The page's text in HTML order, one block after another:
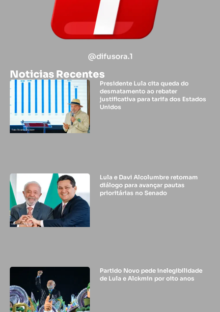
@difusora.1
Noticias Recentes
Presidente Lula cita queda do
desmatamento ao rebater
justificativa para tarifa dos Estados
Unidos
Lula e Davi Alcolumbre retomam
diálogo para avançar pautas
prioritárias no Senado
Partido Novo pede inelegibilidade
de Lula e Alckmin por oito anos